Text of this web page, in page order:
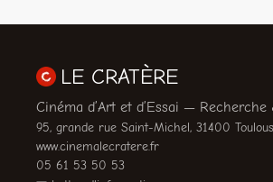
LE CRATÈRE
Cinéma d’Art et d’Essai — Recherche
95, grande rue Saint-Michel, 31400
www.cinemalecratere.fr
05 61 53 50 53